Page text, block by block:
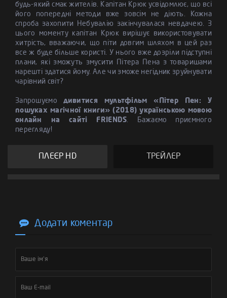
будь-який смак жителів. Капітан Крюк усвідомлює, що всі
його попередні методи вже зовсім не діють. Кожна
спроба захопити Небувалію закінчувалася невдачею. З
цього моменту капітан Крюк вирішує використовувати
хитрість, вважаючи, що піти довгим шляхом в цей раз
все ж буде більше користі. У нього вже дозріли підступні
плани, які зможуть змусити Пітера Пена з товаришами
нарешті здатися йому. Але чи зможе негідник зруйнувати
чарівний світ?
Запрошуємо дивитися мультфільм «Пітер Пен: У
пошуках магічної книги» (2018) українською мовою
онлайн на сайті FRIENDS . Бажаємо приємного
перегляду!
ПЛЕЄР HD ТРЕЙЛЕР
Додати коментар